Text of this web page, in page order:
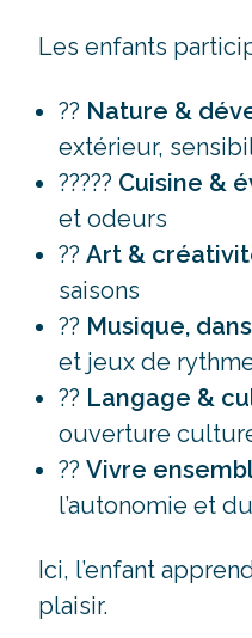
Les enfants
?? Nature &
extérieur,
????? Cuisine &
et odeurs
?? Art &
saisons
?? Musique,
et jeux de
?? Langage &
ouverture
?? Vivre
l’autonomie et
Ici, l’enfant
plaisir.